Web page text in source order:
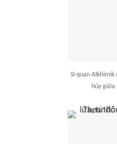
Sĩ quan
hủy